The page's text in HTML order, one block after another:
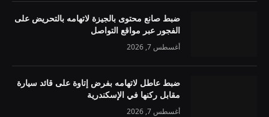
ضبط صانع محتوى بالجيزة لاتهامه بالتحريض على
الفجور عبر مواقع التواصل
أغسطس 7, 2026
ضبط عاطل لاتهامه بفرض إتاوة على قائد سيارة
مقابل ركنها في الإسكندرية
أغسطس 7, 2026